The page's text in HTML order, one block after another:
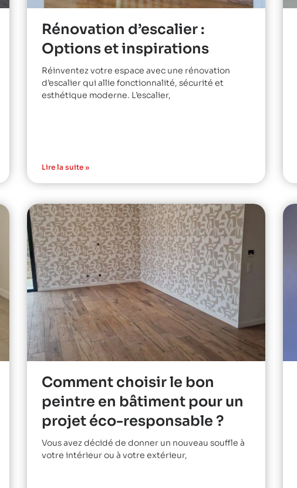
Rénovation d’escalier :
Options et inspirations
Réinventez votre espace avec une rénovation
d’escalier qui allie fonctionnalité, sécurité et
esthétique moderne. L’escalier,
Lire la suite »
Comment choisir le bon
peintre en bâtiment pour un
projet éco-responsable ?
Vous avez décidé de donner un nouveau souffle à
votre intérieur ou à votre extérieur,